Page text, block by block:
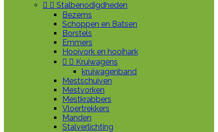
  Stalbenodigdheden
Bezems
Schoppen en Batsen
Borstels
Emmers
Hooivork en hooihark
  Kruiwagens
kruiwagenband
Mestschuiven
Mestvorken
Mestkrabbers
Vloertrekkers
Manden
Stalverlichting